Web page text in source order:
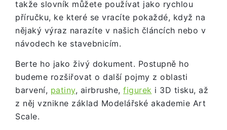
takže slovník můžete používat jako rychlou
příručku, ke které se vracíte pokaždé, když na
nějaký výraz narazíte v našich článcích nebo v
návodech ke stavebnicím.
Berte ho jako živý dokument. Postupně ho
budeme rozšiřovat o další pojmy z oblasti
barvení, patiny, airbrushe, figurek i 3D tisku, až
z něj vznikne základ Modelářské akademie Art
Scale.